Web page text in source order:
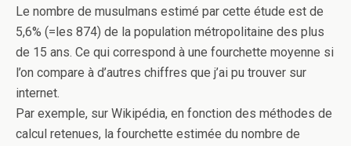
Le nombre de musulmans estimé par cette étude est de
5,6% (=les 874) de la population métropolitaine des plus
de 15 ans. Ce qui correspond à une fourchette moyenne si
l’on compare à d’autres chiffres que j’ai pu trouver sur
internet.
Par exemple, sur Wikipédia, en fonction des méthodes de
calcul retenues, la fourchette estimée du nombre de